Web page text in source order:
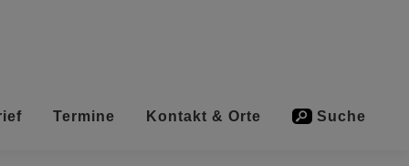
Termine Kontakt & Orte Suche